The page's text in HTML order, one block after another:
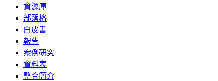
資源庫
部落格
白皮書
報告
案例研究
資料表
整合簡介